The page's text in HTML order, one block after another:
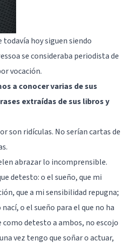
todavía hoy siguen siendo
se consideraba periodista de
vocación.
a conocer varias de sus
extraídas de sus libros y
son ridículas. No serían cartas de
abrazar lo incomprensible.
detesto: o el sueño, que mi
que a mi sensibilidad repugna;
o el sueño para el que no ha
como detesto a ambos, no escojo
vez tengo que soñar o actuar,